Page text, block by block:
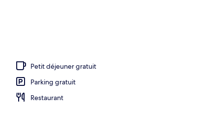
Petit déjeuner gratuit
Parking gratuit
Restaurant